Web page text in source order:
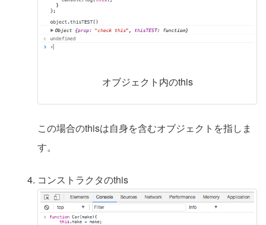
オブジェクト内のthis
この場合のthisは自身を含むオブジェクトを指しま
す。
コンストラクタのthis